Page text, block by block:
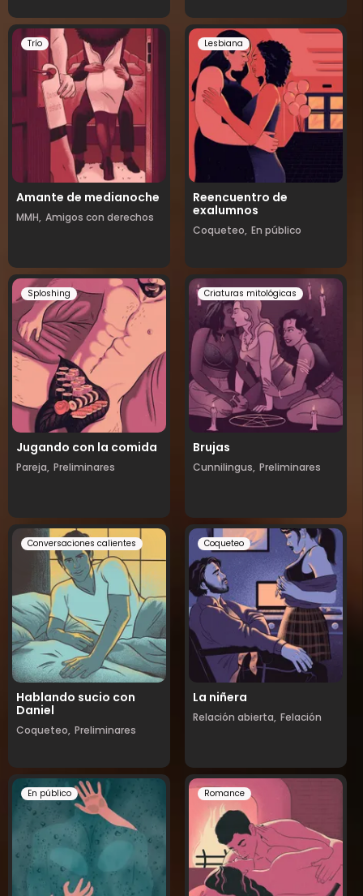
Amante de medianoche
Trío
MMH, Amigos con derechos
Reencuentro de
exalumnos
Lesbiana
Coqueteo, En público
Jugando con la comida
Sploshing
Pareja, Preliminares
Brujas
Criaturas mitológicas
Cunnilingus, Preliminares
Hablando sucio con
Daniel
Conversaciones calientes
Coqueteo, Preliminares
La niñera
Coqueteo
Relación abierta, Felación
En público Romance